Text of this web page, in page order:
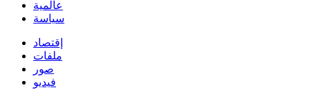
عالمية
سياسة
إقتصاد
ملفات
صور
فيديو